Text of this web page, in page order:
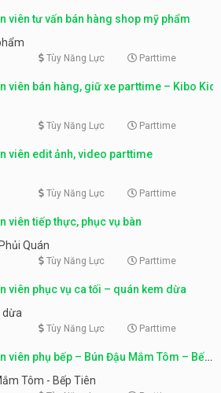
viên tư vấn bán hàng shop mỹ phẩm
Tùy Năng Lực Parttime
viên bán hàng, giữ xe parttime – Kibo Kid
Tùy Năng Lực Parttime
viên edit ảnh, video parttime
Tùy Năng Lực Parttime
viên tiếp thực, phục vụ bàn
Quán
Tùy Năng Lực Parttime
viên phục vụ ca tối – quán kem dừa
dừa
Tùy Năng Lực Parttime
viên phụ bếp – Bún Đậu Mắm Tôm – Bếp
Tôm - Bếp Tiên